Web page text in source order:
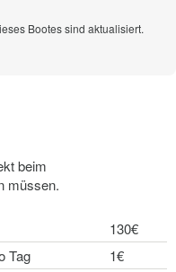
Bootes sind aktualisiert.
beim
müssen.
130€
Tag
1€